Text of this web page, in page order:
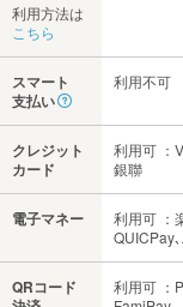
利用方法は
こちら
スマート
支払い
利用不可
クレジット
カード
利用可 ：
銀聯
電子マネー
利用可 ：
QUICPay
QRコード
利用可 ：